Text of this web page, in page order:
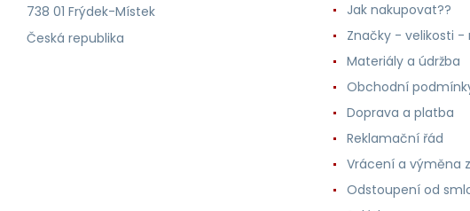
738 01 Frýdek-Místek
Česká republika
Jak nakupovat??
Značky - velikosti -
Materiály a údržba
Obchodní
Doprava a platba
Reklamační řád
Vrácení a výměna
Odstoupení od